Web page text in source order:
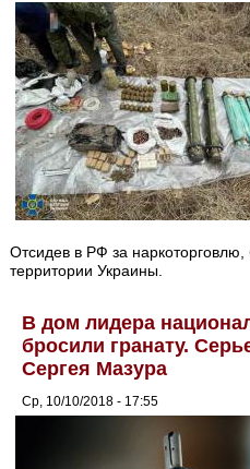
Отсидев в РФ за наркоторговлю,
территории Украины.
В дом лидера
бросили гранату.
Сергея Мазура
Ср, 10/10/2018 - 17:55